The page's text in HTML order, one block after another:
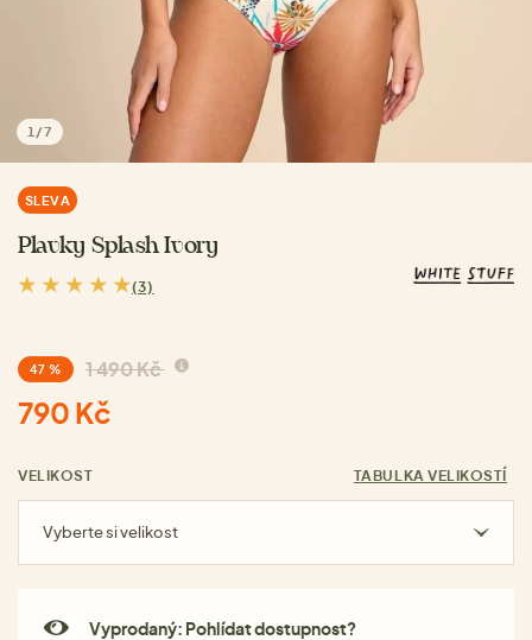
1 /7
SLEVA
Plavky Splash Ivory
(3)
47 % 1 490 Kč
790 Kč
VELIKOST TABULKA VELIKOSTÍ
Vyberte si velikost
Vyprodaný: Pohlídat dostupnost?